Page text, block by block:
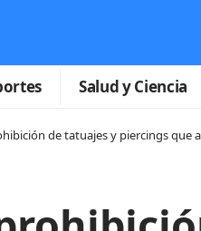
Salud y Ciencia
de tatuajes y piercings que